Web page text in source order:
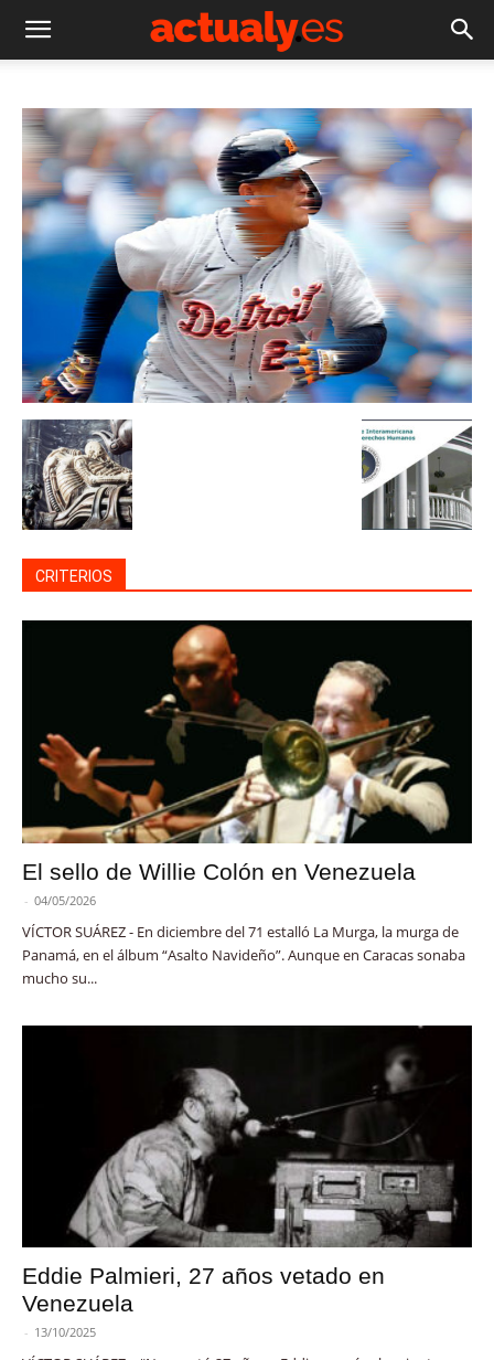
CRITERIOS
El sello de Willie Colón en Venezuela
- 04/05/2026
VÍCTOR SUÁREZ - En diciembre del 71 estalló La Murga, la murga de
Panamá, en el álbum “Asalto Navideño”. Aunque en Caracas sonaba
mucho su...
Eddie Palmieri, 27 años vetado en
Venezuela
- 13/10/2025